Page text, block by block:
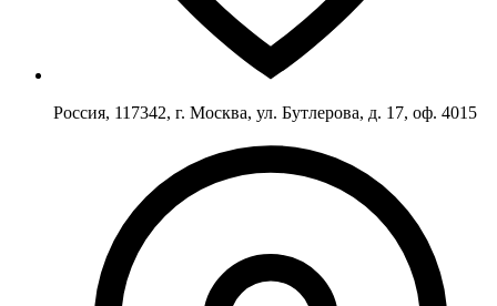
Россия, 117342, г. Москва, ул. Бутлерова, д. 17, оф. 4015